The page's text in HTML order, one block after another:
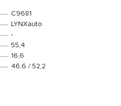
C9681
LYNXauto
-
55,4
16,6
46,6 / 52,2